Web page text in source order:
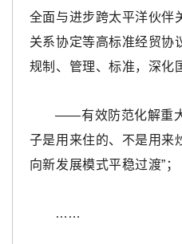
全面与进步跨太平洋伙伴
关系协定等高标准经贸协
规制、管理、标准，深化
——有效防范化解重
子是用来住的、不是用来
向新发展模式平稳过渡”；
……